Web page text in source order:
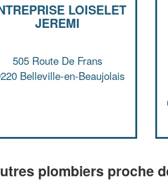
LOISELET
JEREMI
505 Route De Frans
Belleville-en-Beaujolais
plombiers proche